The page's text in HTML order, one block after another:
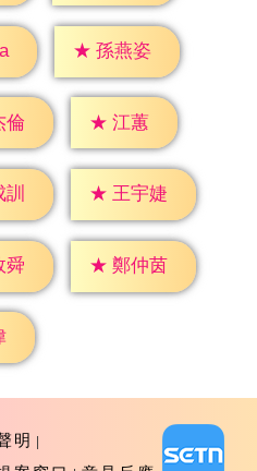
★ 孫燕姿
倫 ★ 江蕙
★ 王宇婕
舜 ★ 鄭仲茵
明